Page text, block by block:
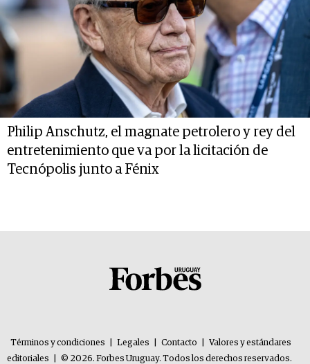
Philip Anschutz, el magnate petrolero y rey del
entretenimiento que va por la licitación de
Tecnópolis junto a Fénix
Términos y condiciones Legales Contacto
Valores y estándares
editoriales
© 2026. Forbes Uruguay. Todos los derechos reservados.